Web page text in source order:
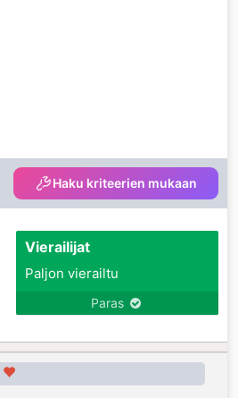
Haku kriteerien mukaan
Vierailijat
Paljon vierailtu
Paras